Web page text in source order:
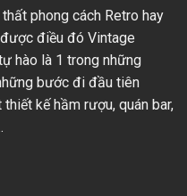
phong cách Retro hay
điều đó Vintage
hào là 1 trong những
bước đi đầu tiên
kế hầm rượu, quán bar,